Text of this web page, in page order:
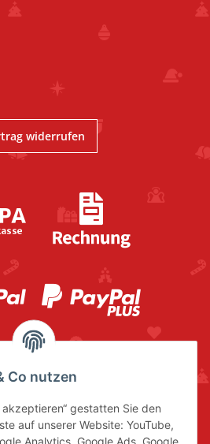
widerrufen
Co nutzen
gestatten Sie den
auf unserer Website: YouTube,